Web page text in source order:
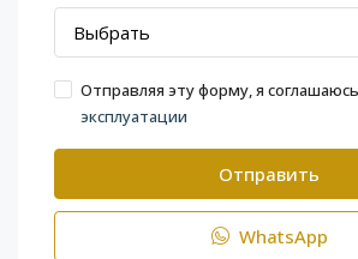
Выбрать
Отправляя эту форму, я
эксплуатации
Отправить
WhatsApp